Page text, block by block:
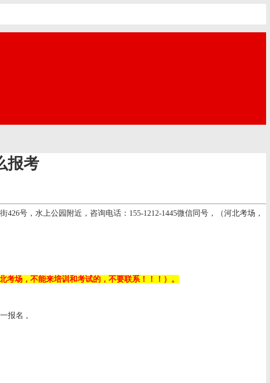
报考
号，水上公园附近，咨询电话：155-1212-1445微信同号，（河北考场，
考场，不能来培训和考试的，不要联系！！！）。
报名 。‌‌